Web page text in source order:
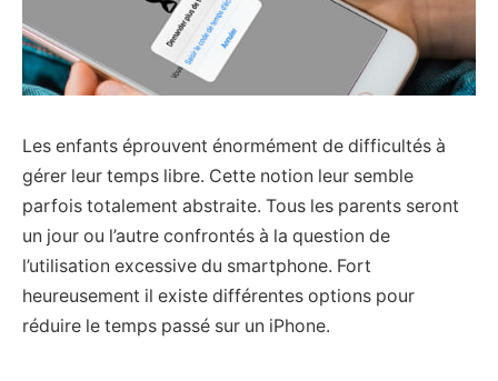
Les enfants éprouvent énormément de difficultés à
gérer leur temps libre. Cette notion leur semble
parfois totalement abstraite. Tous les parents seront
un jour ou l’autre confrontés à la question de
l’utilisation excessive du smartphone. Fort
heureusement il existe différentes options pour
réduire le temps passé sur un iPhone.